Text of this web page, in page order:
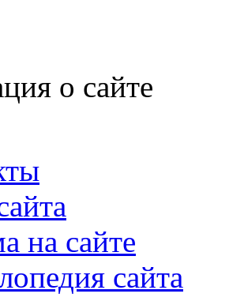
о сайте
на сайте
сайта